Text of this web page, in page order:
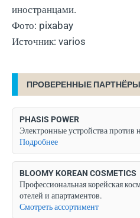
иностранцами.
Фото: pixabay
Источник: varios
ПРОВЕРЕННЫЕ ПАРТНЁРЫ
PHASIS POWER
Электронные устройства против
Подробнее
BLOOMY KOREAN COSMETICS
Профессиональная корейская
отелей и апартаментов.
Смотреть ассортимент